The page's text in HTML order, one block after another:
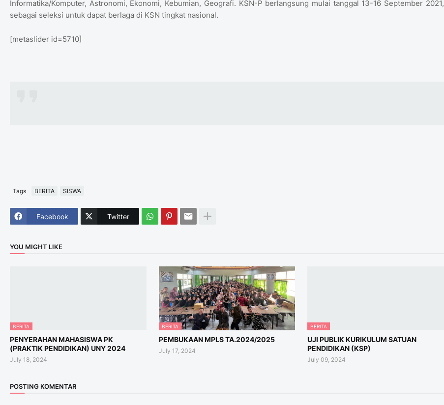
Informatika/Komputer, Astronomi, Ekonomi, Kebumian, Geografi. KSN-P berlangsung mulai tanggal 13-16 September 2021,
sebagai seleksi untuk dapat berlaga di KSN tingkat nasional.
[metaslider id=5710]
Tags BERITA SISWA
Facebook Twitter
YOU MIGHT LIKE
BERITA
PENYERAHAN MAHASISWA PK
(PRAKTIK PENDIDIKAN) UNY 2024
July 18, 2024
BERITA
PEMBUKAAN MPLS TA.2024/2025
July 17, 2024
BERITA
UJI PUBLIK KURIKULUM SATUAN
PENDIDIKAN (KSP)
July 09, 2024
POSTING KOMENTAR